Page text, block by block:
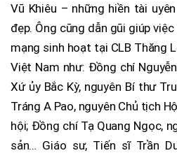
Vũ Khiêu – những hiền tài
đẹp. Ông cũng dẫn gũi giúp
mạng sinh hoạt tại CLB Thăng
Việt Nam như: Đồng chí
Xứ ủy Bắc Kỳ, nguyên Bí thư
Tráng A Pao, nguyên Chủ tịch
hội; Đồng chí Tạ Quang Ngọc,
sản… Giáo sư, Tiến sĩ Trần